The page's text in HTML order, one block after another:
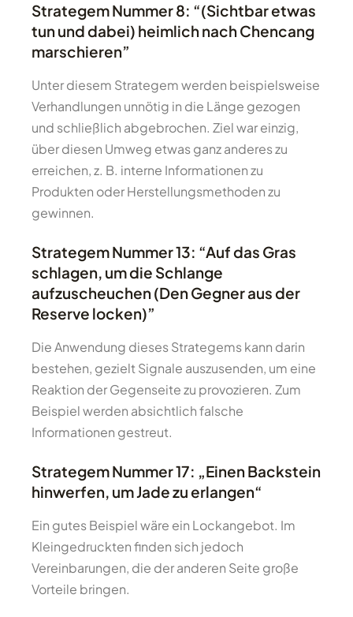
Strategem Nummer 8: “(Sichtbar etwas
tun und dabei) heimlich nach Chencang
marschieren”
Unter diesem Strategem werden beispielsweise
Verhandlungen unnötig in die Länge gezogen
und schließlich abgebrochen. Ziel war einzig,
über diesen Umweg etwas ganz anderes zu
erreichen, z. B. interne Informationen zu
Produkten oder Herstellungsmethoden zu
gewinnen.
Strategem Nummer 13: “Auf das Gras
schlagen, um die Schlange
aufzuscheuchen (Den Gegner aus der
Reserve locken)”
Die Anwendung dieses Strategems kann darin
bestehen, gezielt Signale auszusenden, um eine
Reaktion der Gegenseite zu provozieren. Zum
Beispiel werden absichtlich falsche
Informationen gestreut.
Strategem Nummer 17: „Einen Backstein
hinwerfen, um Jade zu erlangen“
Ein gutes Beispiel wäre ein Lockangebot. Im
Kleingedruckten finden sich jedoch
Vereinbarungen, die der anderen Seite große
Vorteile bringen.